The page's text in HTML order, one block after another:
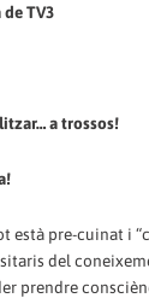
TV3
a trossos!
està pre-cuinat i
del
prendre